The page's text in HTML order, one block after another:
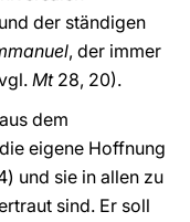
der ständigen
, der immer
Mt28, 20).
dem
eigene Hoffnung
und sie in allen zu
sind. Er soll